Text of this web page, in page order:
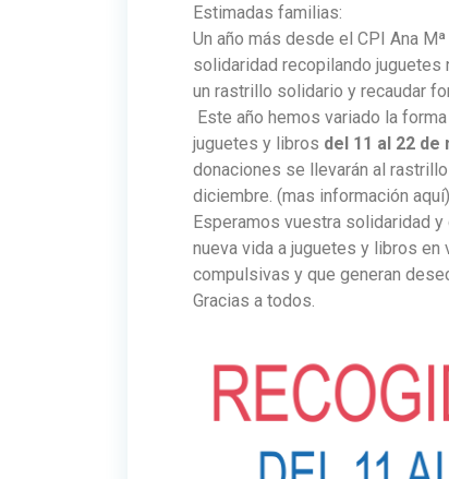
Estimadas familias:
Un año más desde el CPI Ana
solidaridad recopilando juguetes
un rastrillo solidario y recaudar
Este año hemos variado la
juguetes y libros del 11 al 22 de
donaciones se llevarán al
diciembre. (mas información aquí).
Esperamos vuestra solidaridad
nueva vida a juguetes y libros
compulsivas y que generan
Gracias a todos.